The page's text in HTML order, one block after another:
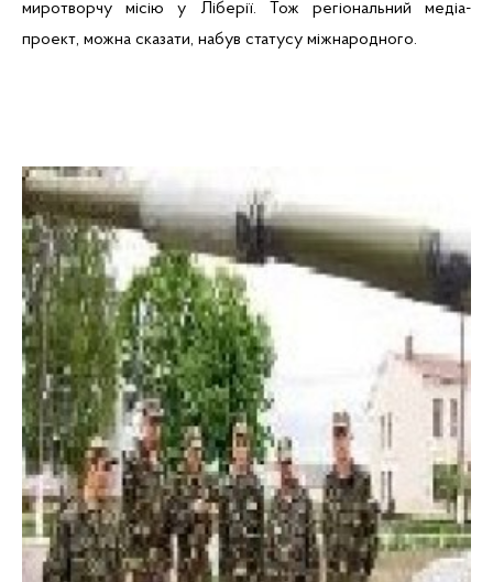
миротворчу місію у Ліберії. Тож регіональний медіа-
проект, можна сказати, набув статусу міжнародного.